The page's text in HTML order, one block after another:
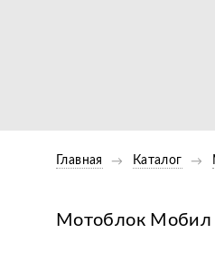
Главная Каталог
Мотоблок